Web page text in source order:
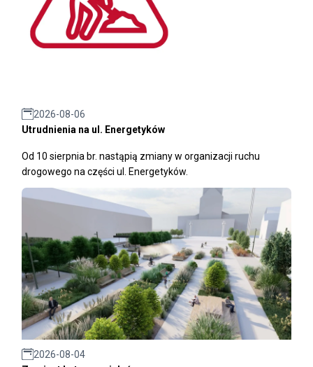
2026-08-06
Utrudnienia na ul. Energetyków
Od 10 sierpnia br. nastąpią zmiany w organizacji ruchu
drogowego na części ul. Energetyków.
2026-08-04